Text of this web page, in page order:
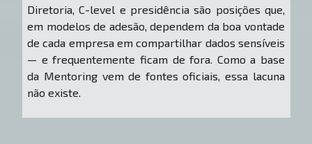
Diretoria, C-level e presidência são posições que,
em modelos de adesão, dependem da boa vontade
de cada empresa em compartilhar dados sensíveis
— e frequentemente ficam de fora. Como a base
da Mentoring vem de fontes oficiais, essa lacuna
não existe.